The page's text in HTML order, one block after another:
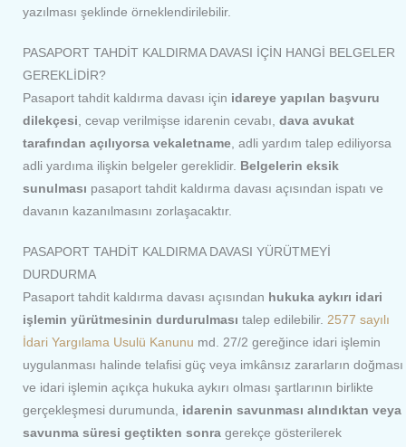
yazılması şeklinde örneklendirilebilir.
PASAPORT TAHDİT KALDIRMA DAVASI İÇİN HANGİ BELGELER
GEREKLİDİR?
Pasaport tahdit kaldırma davası için idareye yapılan başvuru
dilekçesi , cevap verilmişse idarenin cevabı, dava avukat
tarafından açılıyorsa vekaletname , adli yardım talep ediliyorsa
adli yardıma ilişkin belgeler gereklidir. Belgelerin eksik
sunulması pasaport tahdit kaldırma davası açısından ispatı ve
davanın kazanılmasını zorlaşacaktır.
PASAPORT TAHDİT KALDIRMA DAVASI YÜRÜTMEYİ
DURDURMA
Pasaport tahdit kaldırma davası açısından hukuka aykırı idari
işlemin yürütmesinin durdurulması talep edilebilir. 2577 sayılı
İdari Yargılama Usulü Kanunu md. 27/2 gereğince idari işlemin
uygulanması halinde telafisi güç veya imkânsız zararların doğması
ve idari işlemin açıkça hukuka aykırı olması şartlarının birlikte
gerçekleşmesi durumunda, idarenin savunması alındıktan veya
savunma süresi geçtikten sonra gerekçe gösterilerek